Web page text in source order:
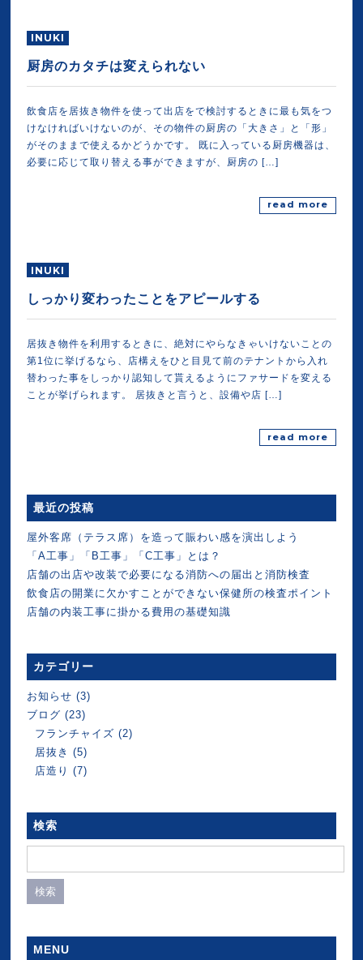
INUKI
厨房のカタチは変えられない
飲食店を居抜き物件を使って出店をで検討するときに最も気をつ
けなければいけないのが、その物件の厨房の「大きさ」と「形」
がそのままで使えるかどうかです。 既に入っている厨房機器は、
必要に応じて取り替える事ができますが、厨房の […]
read more
INUKI
しっかり変わったことをアピールする
居抜き物件を利用するときに、絶対にやらなきゃいけないことの
第1位に挙げるなら、店構えをひと目見て前のテナントから入れ
替わった事をしっかり認知して貰えるようにファサードを変える
ことが挙げられます。 居抜きと言うと、設備や店 […]
read more
最近の投稿
屋外客席（テラス席）を造って賑わい感を演出しよう
「A工事」「B工事」「C工事」とは？
店舗の出店や改装で必要になる消防への届出と消防検査
飲食店の開業に欠かすことができない保健所の検査ポイント
店舗の内装工事に掛かる費用の基礎知識
カテゴリー
お知らせ (3)
ブログ (23)
フランチャイズ (2)
居抜き (5)
店造り (7)
検索
索:
MENU